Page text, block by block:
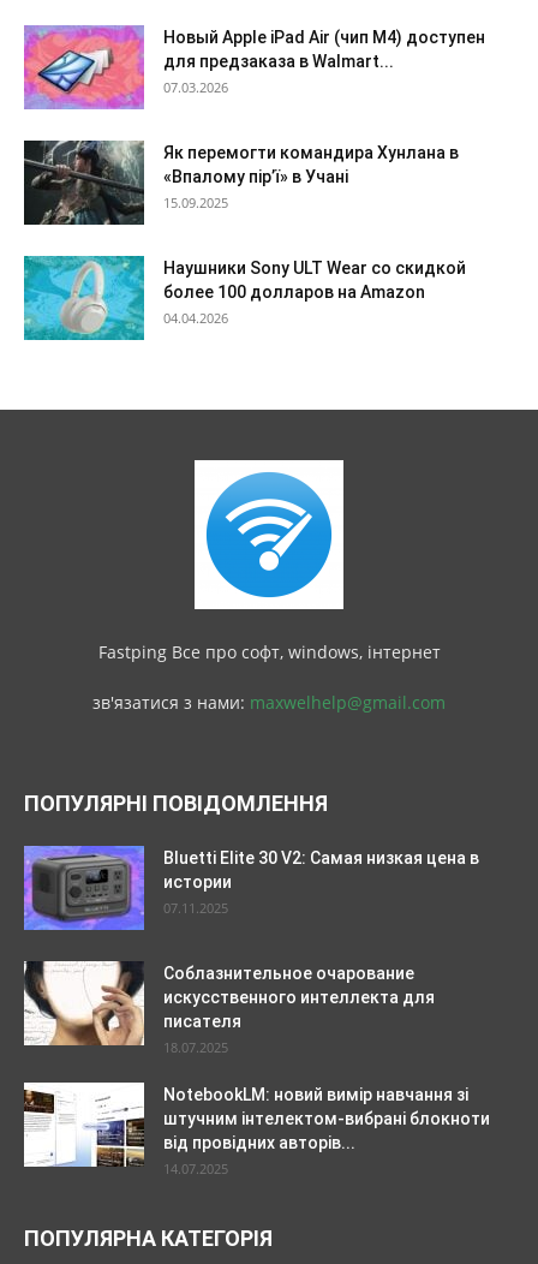
Новый Apple iPad Air (чип M4) доступен
для предзаказа в Walmart...
07.03.2026
Як перемогти командира Хунлана в
«Впалому пір’ї» в Учані
15.09.2025
Наушники Sony ULT Wear со скидкой
более 100 долларов на Amazon
04.04.2026
Fastping Все про софт, windows, інтернет
зв'язатися з нами: maxwelhelp@gmail.com
ПОПУЛЯРНІ ПОВІДОМЛЕННЯ
Bluetti Elite 30 V2: Самая низкая цена в
истории
07.11.2025
Соблазнительное очарование
искусственного интеллекта для
писателя
18.07.2025
NotebookLM: новий вимір навчання зі
штучним інтелектом-вибрані блокноти
від провідних авторів...
14.07.2025
ПОПУЛЯРНА КАТЕГОРІЯ